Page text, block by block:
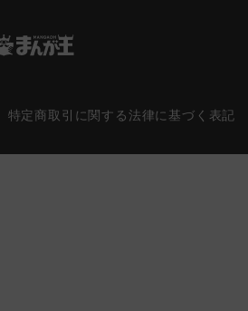
特定商取引に関する法律に基づく表記